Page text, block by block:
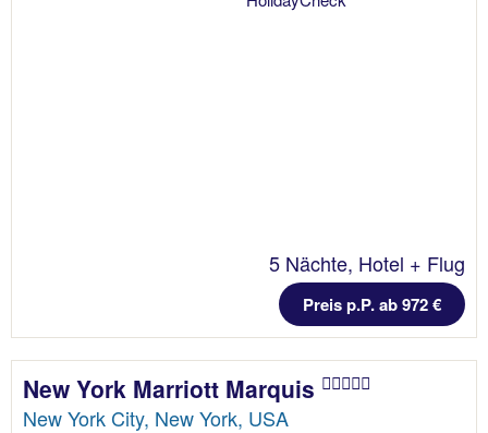
5 Nächte, Hotel + Flug
Preis p.P. ab 972 €
New York Marriott Marquis
New York City, New York, USA